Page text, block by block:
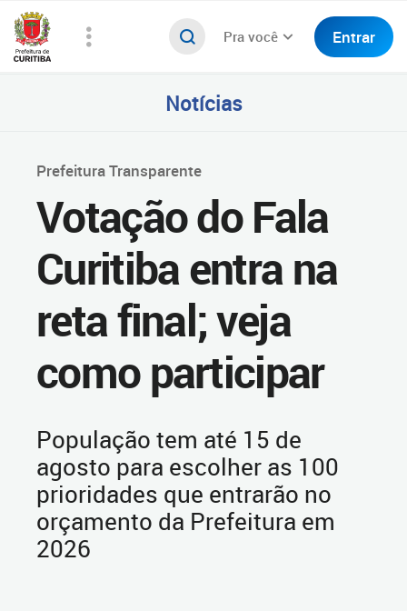
Pra você Entrar
Notícias
Prefeitura Transparente
Votação do Fala
Curitiba entra na
reta final; veja
como participar
População tem até 15 de
agosto para escolher as 100
prioridades que entrarão no
orçamento da Prefeitura em
2026